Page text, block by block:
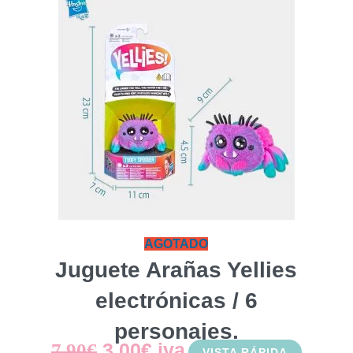
AGOTADO
Juguete Arañas Yellies
electrónicas / 6
personajes.